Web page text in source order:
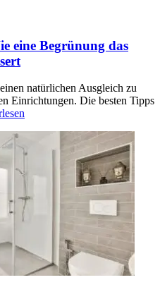
eine Begrünung das
natürlichen Ausgleich zu
Einrichtungen. Die besten Tipps